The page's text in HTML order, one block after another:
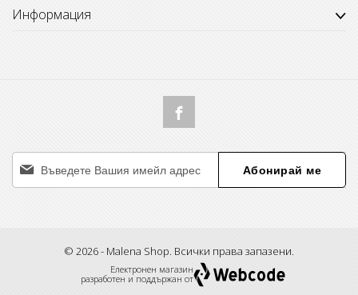
Информация
Абонирай ме
© 2026 - Malena Shop. Всички права запазени.
Електронен магазин
разработен и поддържан от